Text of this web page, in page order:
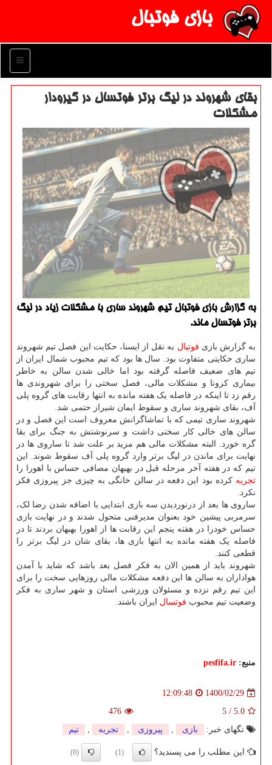
بازی فوتبال
منو
بقای شهروند در لیگ برتر فوتسال در گیرودار
مشكلات
به گزارش بازی فوتبال تیم شهروند ساری با مشکلات زیاد در لیگ
برتر فوتسال ماند.
به گزارش بازی فوتبال به نقل از ایسنا، حکایت این فصل تیم شهروند
ساری حکایتی متفاوت بود. سال ها بود که تیم محبوب شمال ایران از
تیم های ضعیف فاصله گرفته بود اما خالی شدن سالن به خاطر
بیماری کرونا و مشکلات مالی، فصل سختی را برای شهروندی ها
رقم زد تا اینکه در فاصله یک هفته مانده به انتها رقابت های گروه پلی
آف، بقای شهروند ساری و سقوط ایمان شیراز حتمی شد.
شهروند ساری تیمی که با تماشاگرانش معروف است این فصل و در
سالن های خالی کار سختی داشت و سرنوشتش به جنگ برای بقا
گره خورد. البته مشکلات مالی هم مزید بر علت شد تا ساروی ها در
نهایت برای ماندن در لیگ برتر وارد گروه پلی آف سقوط شوند. این
تیم که در هفته آخر مرحله قبل در بهبهان مصافی حساس با اهورا را
تجربه کرده بود این دفعه در سالن خانگی به چیزی جز پیروزی فکر
نکرد.
ساروی ها بعد از درنوردیدن سه بازی ابتدایی با اضافه شدن رضا لک،
سرمربی پیشین خود بعنوان مدیرفنی متحول شدند و در نهایت بازی
حساس خودرا در هفته پنجم این رقابت ها از اهورا بهبهان بردند تا در
فاصله یک هفته مانده به انتها بازی ها، بقای شان در لیگ برتر را
قطعی کنند.
شهروند باید از همین الان به فکر فصل بعد باشد که شاید با آمدن
هواداران به سالن ها این دفعه مشکلات مالی روزهایی سخت را برای
این تیم رقم نزده و مسئولان ورزشی استان و شهر ساری به فکر
وضعیت تیم محبوب فوتسال ایران باشند.
منبع: pesfifa.ir
1400/02/29
12:09:48
5.0
/
5
476
تگهای خبر:
بازی , پیروزی , تجربه , تیم
این مطلب را می پسندید؟ (1)
(0)